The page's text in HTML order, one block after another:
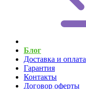
Блог
Доставка и оплата
Гарантия
Контакты
Договор оферты